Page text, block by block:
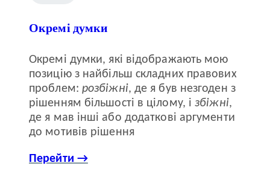
Окремі думки
Окремі думки, які відображають мою
позицію з найбільш складних правових
проблем: розбіжні, де я був незгоден з
рішенням більшості в цілому, ізбіжні,
де я мав інші або додаткові аргументи
до мотивів рішення
Перейти →